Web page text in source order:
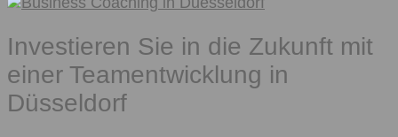
Investieren Sie in die Zukunft mit
einer Teamentwicklung in
Düsseldorf